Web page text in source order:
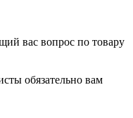
вас вопрос по товару
обязательно вам